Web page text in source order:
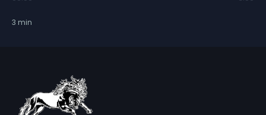
3 min